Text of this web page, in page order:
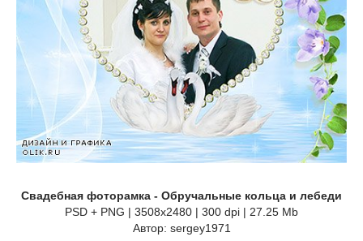
Свадебная фоторамка - Обручальные кольца и лебеди
PSD + PNG | 3508x2480 | 300 dpi | 27.25 Mb
Автор: sergey1971